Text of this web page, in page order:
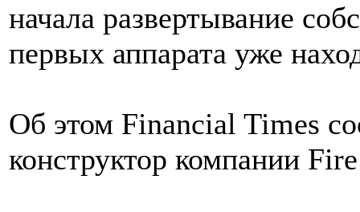
начала развертывание
первых аппарата уже
Об этом Financial Times
конструктор компании